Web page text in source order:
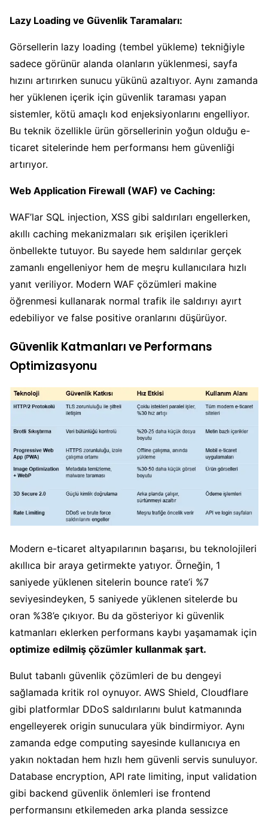
Lazy Loading ve Güvenlik Taramaları:
Görsellerin lazy loading (tembel yükleme) tekniğiyle
sadece görünür alanda olanların yüklenmesi, sayfa
hızını artırırken sunucu yükünü azaltıyor. Aynı zamanda
her yüklenen içerik için güvenlik taraması yapan
sistemler, kötü amaçlı kod enjeksiyonlarını engelliyor.
Bu teknik özellikle ürün görsellerinin yoğun olduğu e-
ticaret sitelerinde hem performansı hem güvenliği
artırıyor.
Web Application Firewall (WAF) ve Caching:
WAF’lar SQL injection, XSS gibi saldırıları engellerken,
akıllı caching mekanizmaları sık erişilen içerikleri
önbellekte tutuyor. Bu sayede hem saldırılar gerçek
zamanlı engelleniyor hem de meşru kullanıcılara hızlı
yanıt veriliyor. Modern WAF çözümleri makine
öğrenmesi kullanarak normal trafik ile saldırıyı ayırt
edebiliyor ve false positive oranlarını düşürüyor.
Güvenlik Katmanları ve Performans
Optimizasyonu
Modern e-ticaret altyapılarının başarısı, bu teknolojileri
akıllıca bir araya getirmekte yatıyor. Örneğin, 1
saniyede yüklenen sitelerin bounce rate’i %7
seviyesindeyken, 5 saniyede yüklenen sitelerde bu
oran %38’e çıkıyor. Bu da gösteriyor ki güvenlik
katmanları eklerken performans kaybı yaşamamak için
optimize edilmiş çözümler kullanmak şart.
Bulut tabanlı güvenlik çözümleri de bu dengeyi
sağlamada kritik rol oynuyor. AWS Shield, Cloudflare
gibi platformlar DDoS saldırılarını bulut katmanında
engelleyerek origin sunuculara yük bindirmiyor. Aynı
zamanda edge computing sayesinde kullanıcıya en
yakın noktadan hem hızlı hem güvenli servis sunuluyor.
Database encryption, API rate limiting, input validation
gibi backend güvenlik önlemleri ise frontend
performansını etkilemeden arka planda sessizce